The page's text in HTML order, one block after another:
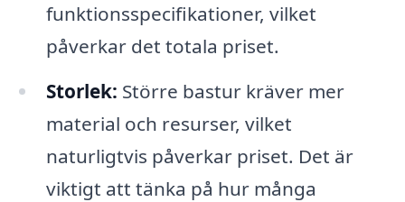
funktionsspecifikationer, vilket
påverkar det totala priset.
Storlek: Större bastur kräver mer
material och resurser, vilket
naturligtvis påverkar priset. Det är
viktigt att tänka på hur många